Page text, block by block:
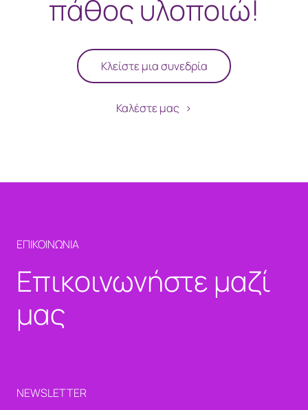
πάθος υλοποιώ!
Κλείστε μια συνεδρία
Καλέστε μας
ΕΠΙΚΟΙΝΩΝΙΑ
Επικοινωνήστε μαζί
μας
NEWSLETTER